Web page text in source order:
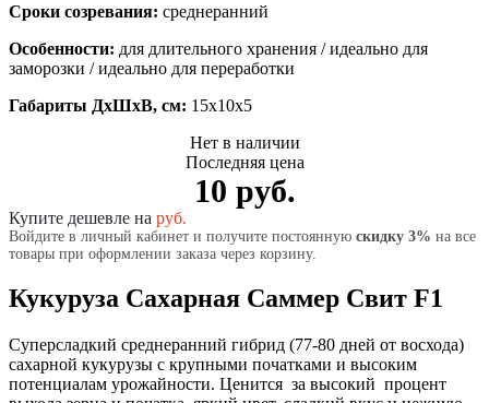
Сроки созревания: среднеранний
Особенности: для длительного хранения / идеально для
заморозки / идеально для переработки
Габариты ДхШхВ, см: 15x10x5
Нет в наличии
Последняя цена
10 руб.
Купите дешевле на руб.
Войдите в личный кабинет и получите постоянную скидку 3% на все
товары при оформлении заказа через корзину.
Кукуруза Сахарная Саммер Свит F1
Суперсладкий среднеранний гибрид (77-80 дней от восхода)
сахарной кукурузы с крупными початками и высоким
потенциалам урожайности. Ценится за высокий процент